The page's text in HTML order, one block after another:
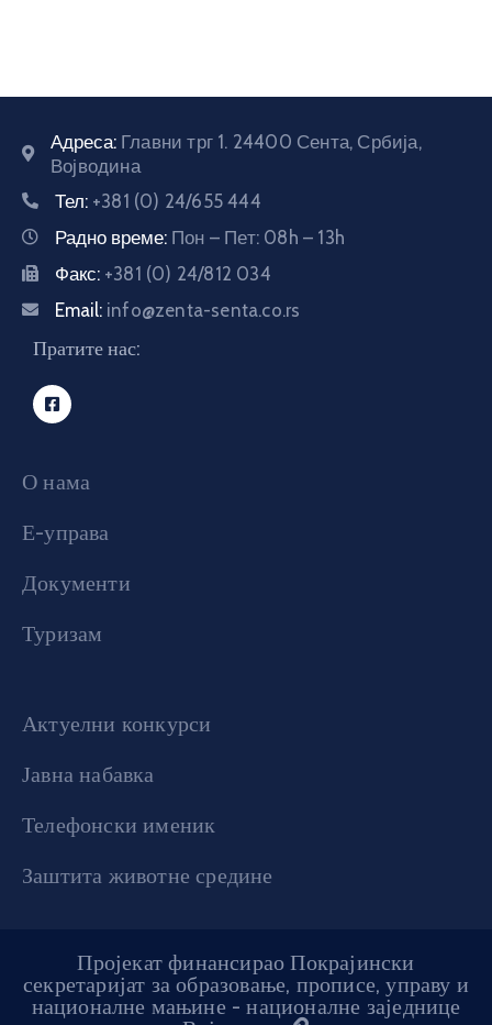
Адреса: Главни трг 1. 24400 Сента, Србија,
Војводина
Тел: +381 (0) 24/655 444
Радно време: Пон – Пет: 08h – 13h
Факс: +381 (0) 24/812 034
Email: info@zenta-senta.co.rs
Пратите нас:
О нама
Е-управа
Документи
Туризам
Актуелни конкурси
Јавна набавка
Телефонски именик
Заштита животне средине
Пројекат финансирао Покрајински
секретаријат за образовање, прописе, управу и
националне мањине - националне заједнице